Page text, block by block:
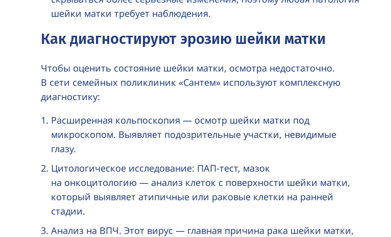
шейки матки требует наблюдения.
Как диагностируют эрозию шейки матки
Чтобы оценить состояние шейки матки, осмотра недостаточно.
В сети семейных поликлиник «Сантем» используют комплексную
диагностику:
Расширенная кольпоскопия — осмотр шейки матки под
микроскопом. Выявляет подозрительные участки, невидимые
глазу.
Цитологическое исследование: ПАП-тест, мазок
на онкоцитологию — анализ клеток с поверхности шейки матки,
который выявляет атипичные или раковые клетки на ранней
стадии.
Анализ на ВПЧ. Этот вирус — главная причина рака шейки матки,